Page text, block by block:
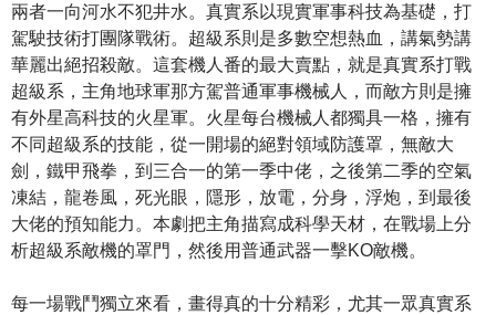
兩者一向河水不犯井水。真實系以現實軍事科技為基礎，打
駕駛技術打團隊戰術。超級系則是多數空想熱血，講氣勢講
華麗出絕招殺敵。這套機人番的最大賣點，就是真實系打戰
超級系，主角地球軍那方駕普通軍事機械人，而敵方則是擁
有外星高科技的火星軍。火星每台機械人都獨具一格，擁有
不同超級系的技能，從一開場的絕對領域防護罩，無敵大
劍，鐵甲飛拳，到三合一的第一季中佬，之後第二季的空氣
凍結，龍卷風，死光眼，隱形，放電，分身，浮炮，到最後
大佬的預知能力。本劇把主角描寫成科學天材，在戰場上分
析超級系敵機的罩門，然後用普通武器一擊KO敵機。
每一場戰鬥獨立來看，畫得真的十分精彩，尤其一眾真實系